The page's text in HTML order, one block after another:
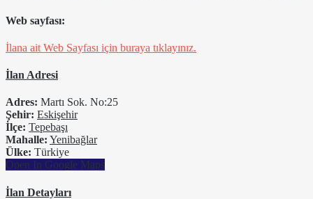
Web sayfası:
İlana ait Web Sayfası için buraya tıklayınız.
İlan Adresi
Adres: Martı Sok. No:25
Şehir: Eskişehir
İlçe: Tepebaşı
Mahalle: Yenibağlar
Ülke: Türkiye
Open In Google Maps
İlan Detayları